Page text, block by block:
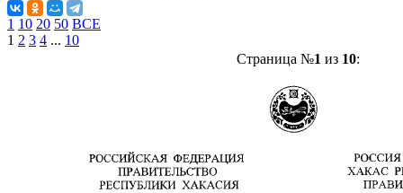
1 10 20 50 ВСЕ
1 2 3 4 ... 10
Страница №1 из 10: